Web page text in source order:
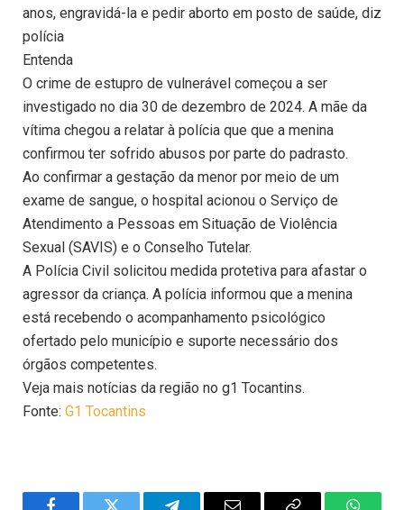
anos, engravidá-la e pedir aborto em posto de saúde, diz
polícia
Entenda
O crime de estupro de vulnerável começou a ser
investigado no dia 30 de dezembro de 2024. A mãe da
vítima chegou a relatar à polícia que que a menina
confirmou ter sofrido abusos por parte do padrasto.
Ao confirmar a gestação da menor por meio de um
exame de sangue, o hospital acionou o Serviço de
Atendimento a Pessoas em Situação de Violência
Sexual (SAVIS) e o Conselho Tutelar.
A Polícia Civil solicitou medida protetiva para afastar o
agressor da criança. A polícia informou que a menina
está recebendo o acompanhamento psicológico
ofertado pelo município e suporte necessário dos
órgãos competentes.
Veja mais notícias da região no g1 Tocantins.
Fonte: G1 Tocantins